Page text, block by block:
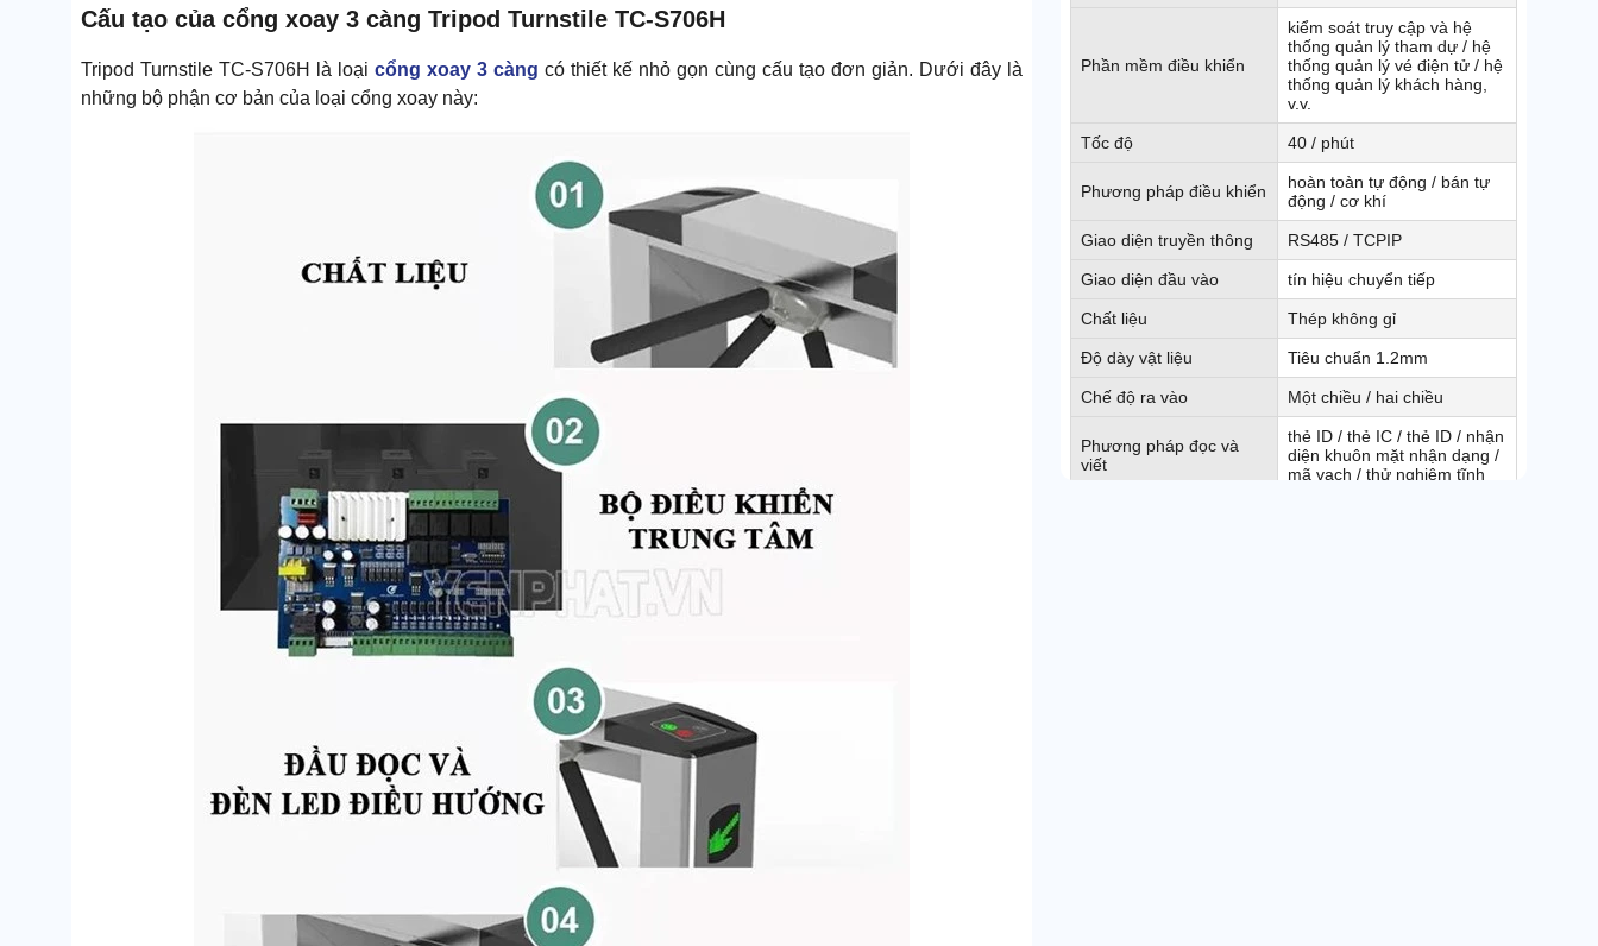
Phần mềm điều khiển
kiểm soát truy cập và hệ
thống quản lý tham dự / hệ
thống quản lý vé điện tử / hệ
thống quản lý khách hàng,
v.v.
Tốc độ 40 / phút
Phương pháp điều khiển
hoàn toàn tự động / bán tự
động / cơ khí
Giao diện truyền thông RS485 / TCPIP
Giao diện đầu vào tín hiệu chuyển tiếp
Chất liệu Thép không gỉ
Độ dày vật liệu Tiêu chuẩn 1.2mm
Chế độ ra vào Một chiều / hai chiều
Phương pháp đọc và
viết
thẻ ID / thẻ IC / thẻ ID / nhận
diện khuôn mặt nhận dạng /
mã vạch / thử nghiệm tĩnh
Cấu tạo của cổng xoay 3 càng Tripod Turnstile TC-S706H
Tripod Turnstile TC-S706H là loại cổng xoay 3 càng có thiết kế nhỏ gọn cùng cấu tạo đơn giản. Dưới đây là
những bộ phận cơ bản của loại cổng xoay này: